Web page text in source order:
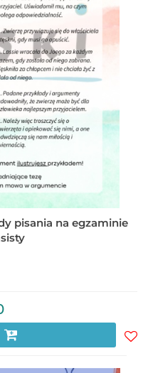
pisania na egzaminie